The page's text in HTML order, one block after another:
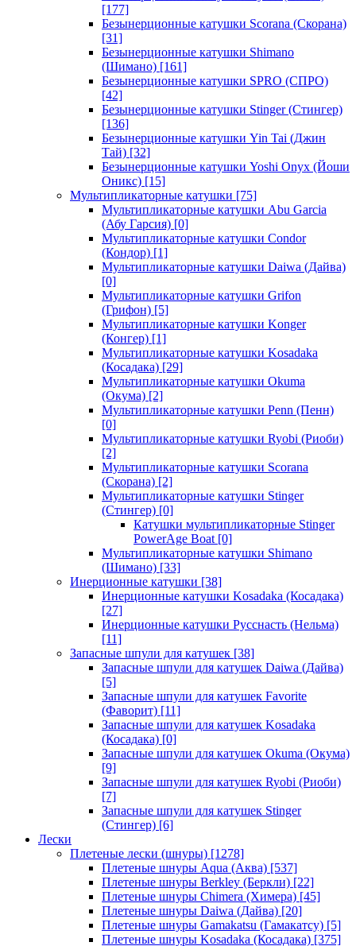
[177]
Безынерционные катушки Scorana (Скорана)
[31]
Безынерционные катушки Shimano
(Шимано) [161]
Безынерционные катушки SPRO (СПРО)
[42]
Безынерционные катушки Stinger (Стингер)
[136]
Безынерционные катушки Yin Tai (Джин
Тай) [32]
Безынерционные катушки Yoshi Onyx (Йоши
Оникс) [15]
Мультипликаторные катушки [75]
Мультипликаторные катушки Abu Garcia
(Абу Гарсия) [0]
Мультипликаторные катушки Condor
(Кондор) [1]
Мультипликаторные катушки Daiwa (Дайва)
[0]
Мультипликаторные катушки Grifon
(Грифон) [5]
Мультипликаторные катушки Konger
(Конгер) [1]
Мультипликаторные катушки Kosadaka
(Косадака) [29]
Мультипликаторные катушки Okuma
(Окума) [2]
Мультипликаторные катушки Penn (Пенн)
[0]
Мультипликаторные катушки Ryobi (Риоби)
[2]
Мультипликаторные катушки Scorana
(Скорана) [2]
Мультипликаторные катушки Stinger
(Стингер) [0]
Катушки мультипликаторные Stinger
PowerAge Boat [0]
Мультипликаторные катушки Shimano
(Шимано) [33]
Инерционные катушки [38]
Инерционные катушки Kosadaka (Косадака)
[27]
Инерционные катушки Русснасть (Нельма)
[11]
Запасные шпули для катушек [38]
Запасные шпули для катушек Daiwa (Дайва)
[5]
Запасные шпули для катушек Favorite
(Фаворит) [11]
Запасные шпули для катушек Kosadaka
(Косадака) [0]
Запасные шпули для катушек Okuma (Окума)
[9]
Запасные шпули для катушек Ryobi (Риоби)
[7]
Запасные шпули для катушек Stinger
(Стингер) [6]
Лески
Плетеные лески (шнуры) [1278]
Плетеные шнуры Aqua (Аква) [537]
Плетеные шнуры Berkley (Беркли) [22]
Плетеные шнуры Chimera (Химера) [45]
Плетеные шнуры Daiwa (Дайва) [20]
Плетеные шнуры Gamakatsu (Гамакатсу) [5]
Плетеные шнуры Kosadaka (Косадака) [375]